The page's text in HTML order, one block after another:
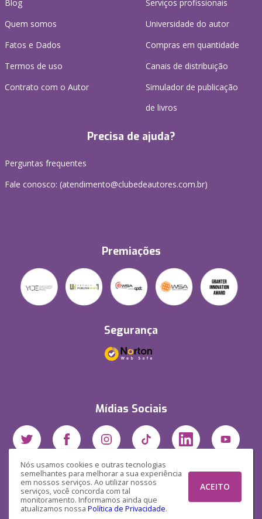
Nós usamos cookies e outras tecnologias
semelhantes para melhorar a sua experiência
em nossos serviços. Ao utilizar nossos
serviços, você concorda com tal
monitoramento. Informamos ainda que
atualizamos nossa Política de Privacidade.
ACEITO
Blog
Quem somos
Fatos e Dados
Termos de uso
Contrato com o Autor
Serviços profissionais
Universidade do autor
Compras em quantidade
Canais de distribuição
Simulador de publicação
de livros
Precisa de ajuda?
Perguntas frequentes
Fale conosco: (atendimento@clubedeautores.com.br)
Premiações
Segurança
Mídias Sociais